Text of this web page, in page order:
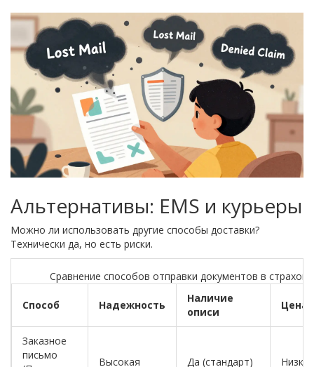
Альтернативы: EMS и курьеры
Можно ли использовать другие способы доставки?
Технически да, но есть риски.
Сравнение способов отправки документов в
Способ Надежность
Наличие
описи
Цена
Заказное
письмо
Высокая Да (стандарт) Низкая